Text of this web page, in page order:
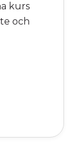
kurs
och